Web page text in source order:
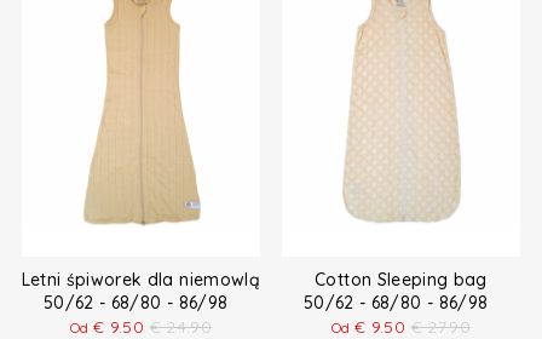
Letni śpiworek dla niemowląt
50/62 - 68/80 - 86/98
Od€ 9.50 € 24.90
Cotton Sleeping bag
50/62 - 68/80 - 86/98
Od€ 9.50 € 27.90